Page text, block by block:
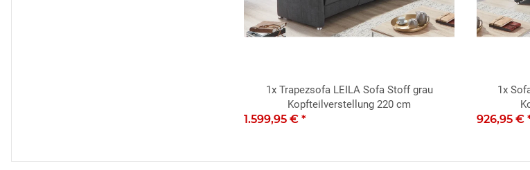
1x Trapezsofa LEILA Sofa Stoff grau
Kopfteilverstellung 220 cm
1.599,95 € *
1x
926,95 €